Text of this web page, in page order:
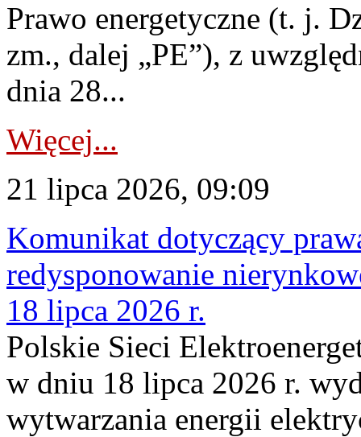
Prawo energetyczne (t. j.
zm., dalej „PE”), z
dnia 28...
Więcej...
21 lipca 2026, 09:09
Komunikat dotyczący
redysponowanie
18 lipca 2026 r.
Polskie Sieci
w dniu 18 lipca 2026 r.
wytwarzania energii